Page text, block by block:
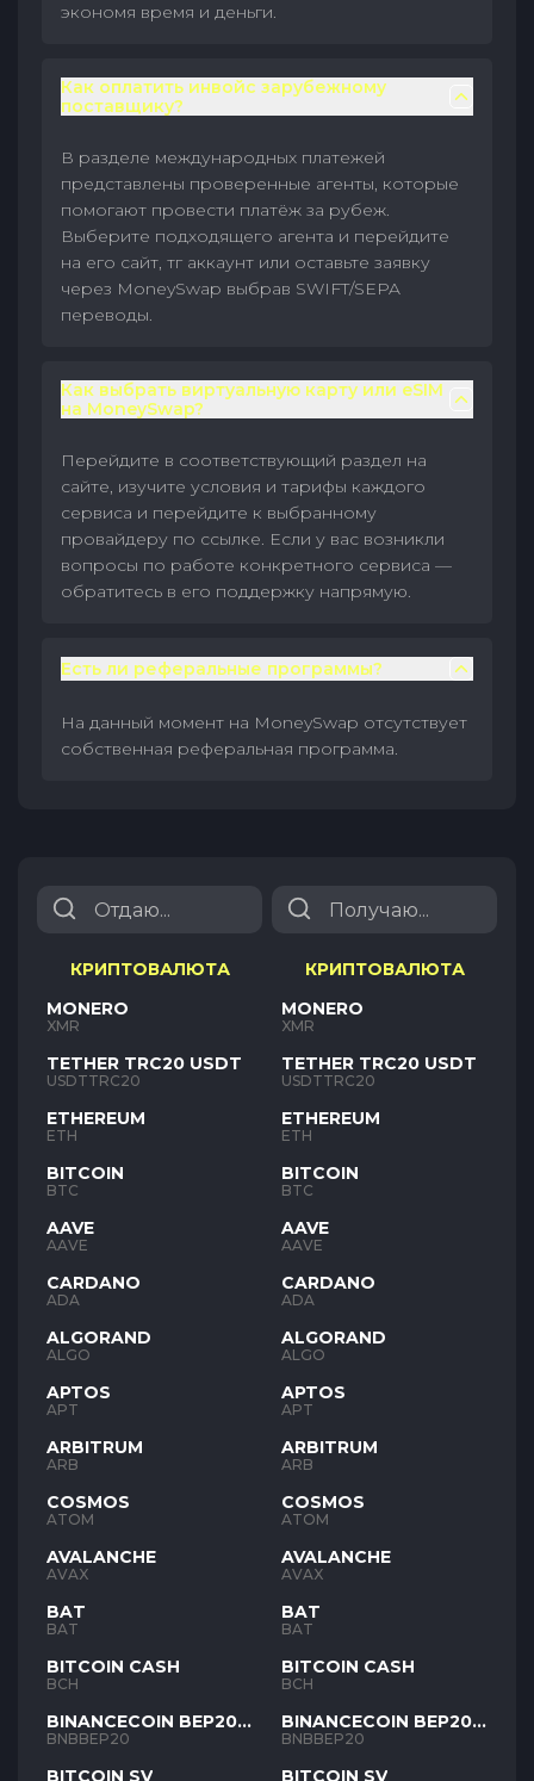
экономя время и деньги.
Как оплатить инвойс зарубежному
поставщику?
В разделе международных платежей
представлены проверенные агенты, которые
помогают провести платёж за рубеж.
Выберите подходящего агента и перейдите
на его сайт, тг аккаунт или оставьте заявку
через MoneySwap выбрав SWIFT/SEPA
переводы.
Как выбрать виртуальную карту или eSIM
на MoneySwap?
Перейдите в соответствующий раздел на
сайте, изучите условия и тарифы каждого
сервиса и перейдите к выбранному
провайдеру по ссылке. Если у вас возникли
вопросы по работе конкретного сервиса —
обратитесь в его поддержку напрямую.
Есть ли реферальные программы?
На данный момент на MoneySwap отсутствует
собственная реферальная программа.
КРИПТОВАЛЮТА
MONERO
XMR
TETHER TRC20 USDT
USDTTRC20
ETHEREUM
ETH
BITCOIN
BTC
AAVE
AAVE
CARDANO
ADA
ALGORAND
ALGO
APTOS
APT
ARBITRUM
ARB
COSMOS
ATOM
AVALANCHE
AVAX
BAT
BAT
BITCOIN CASH
BCH
BINANCECOIN BEP20
BNB
BNBBEP20
BITCOIN SV
КРИПТОВАЛЮТА
MONERO
XMR
TETHER TRC20 USDT
USDTTRC20
ETHEREUM
ETH
BITCOIN
BTC
AAVE
AAVE
CARDANO
ADA
ALGORAND
ALGO
APTOS
APT
ARBITRUM
ARB
COSMOS
ATOM
AVALANCHE
AVAX
BAT
BAT
BITCOIN CASH
BCH
BINANCECOIN BEP20
BNB
BNBBEP20
BITCOIN SV